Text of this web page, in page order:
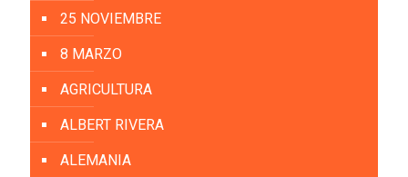
25 NOVIEMBRE
8 MARZO
AGRICULTURA
ALBERT RIVERA
ALEMANIA